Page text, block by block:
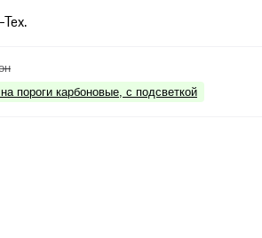
пороги карбоновые, с подсветкой